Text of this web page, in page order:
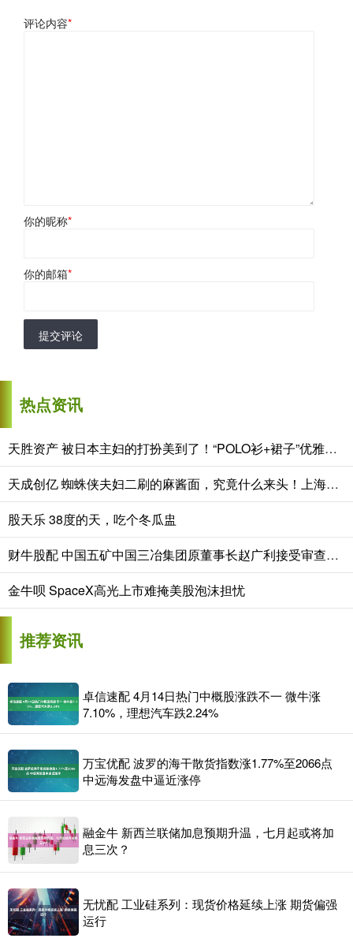
评论内容*
你的昵称*
你的邮箱*
提交评论
热点资讯
天胜资产 被日本主妇的打扮美到了！“POLO衫+裙子”优雅又有女人味，洋气
天成创亿 蜘蛛侠夫妇二刷的麻酱面，究竟什么来头！上海这家老字号，最近生意火爆！
股天乐 38度的天，吃个冬瓜盅
财牛股配 中国五矿中国三冶集团原董事长赵广利接受审查调查
金牛呗 SpaceX高光上市难掩美股泡沫担忧
推荐资讯
卓信速配 4月14日热门中概股涨跌不一 微牛涨
7.10%，理想汽车跌2.24%
万宝优配 波罗的海干散货指数涨1.77%至2066点
中远海发盘中逼近涨停
融金牛 新西兰联储加息预期升温，七月起或将加
息三次？
无忧配 工业硅系列：现货价格延续上涨 期货偏强
运行